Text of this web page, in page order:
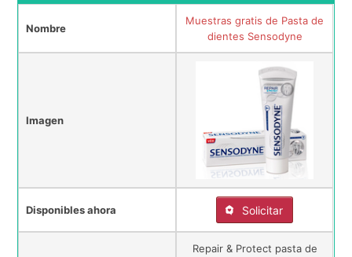
Nombre
Muestras gratis de Pasta de
dientes Sensodyne
Imagen
Disponibles ahora Solicitar
Repair & Protect pasta de